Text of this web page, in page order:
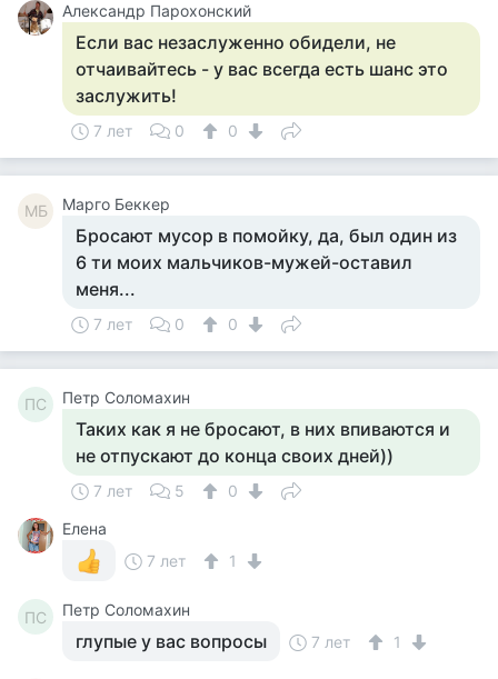
Александр Парохонский
Если вас незаслуженно обидели, не
отчаивайтесь - у вас всегда есть шанс это
заслужить!
7 лет 0 0
MБ Mарго Беккер
Бросают мусор в помойку, да, был один из
6 ти моих мальчиков-мужей-оставил
меня...
7 лет 0 0
ПС Петр Соломахин
Таких как я не бросают, в них впиваются и
не отпускают до конца своих дней))
7 лет 5
0
Елена
7 лет
1
ПС Петр Соломахин
глупые у вас вопросы 7 лет 1